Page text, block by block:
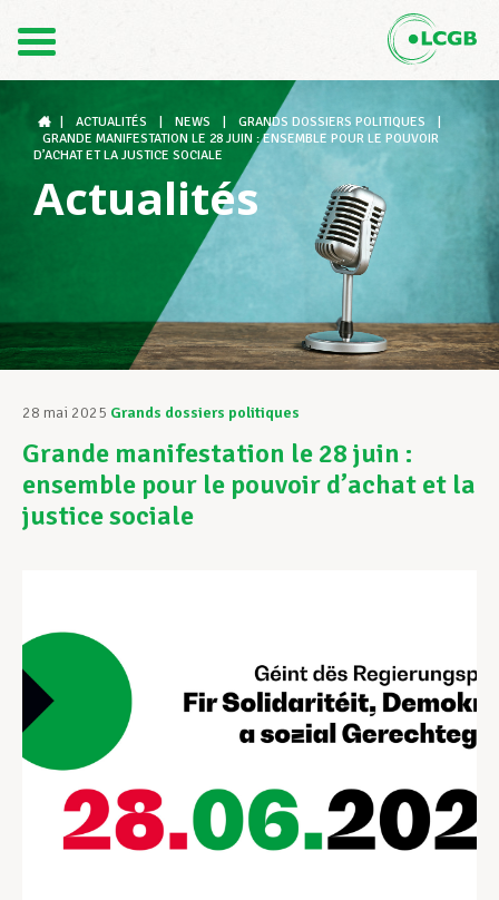
DE
Le LCGB
Structures syndicales
Assistance au Travail
Vos droits
Développement professionnel
Devenir Membre
Actualités
ACTUALITÉS NEWS GRANDS DOSSIERS POLITIQUES
GRANDE MANIFESTATION LE 28 JUIN : ENSEMBLE POUR LE POUVOIR
D’ACHAT ET LA JUSTICE SOCIALE
Actualités
28 mai 2025 Grands dossiers politiques
Grande manifestation le 28 juin :
ensemble pour le pouvoir d’achat et la
justice sociale